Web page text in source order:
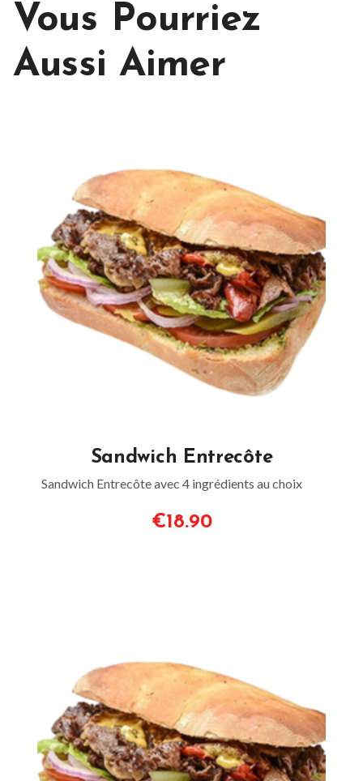
Vous Pourriez
Aussi Aimer
Sandwich Entrecôte
Sandwich Entrecôte avec 4 ingrédients au choix
€18.90